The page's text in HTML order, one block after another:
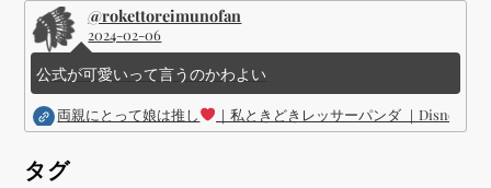
@rokettoreimunofan
2024-02-06
公式が可愛いって言うのかわよい
両親にとって娘は推し ｜私ときどきレッサーパンダ ｜Disney (
タグ